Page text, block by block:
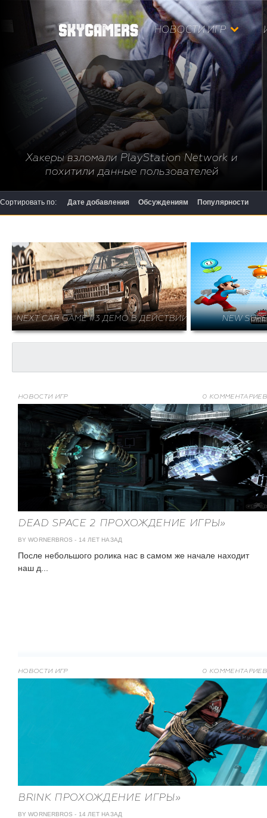
НОВОСТИ ИГР
Хакеры взломали PlayStation Network и
похитили данные пользователей
Сортировать по: Дате добавления Обсуждениям Популярности
NEXT CAR GAME #3 ДЕМО В ДЕЙСТВИИ NEW
НОВОСТИ ИГР 0 КОММЕНТАРИЕВ
DEAD SPACE 2 ПРОХОЖДЕНИЕ ИГРЫ»
BY WORNERBROS - 14 ЛЕТ НАЗАД
После небольшого ролика нас в самом же начале находит
наш д...
НОВОСТИ ИГР 0 КОММЕНТАРИЕВ
BRINK ПРОХОЖДЕНИЕ ИГРЫ»
BY WORNERBROS - 14 ЛЕТ НАЗАД